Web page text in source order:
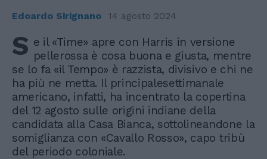
Edoardo Sirignano 14 agosto 2024
S e il «Time» apre con Harris in versione
pellerossa è cosa buona e giusta, mentre
se lo fa «il Tempo» è razzista, divisivo e chi ne
ha più ne metta. Il principalesettimanale
americano, infatti, ha incentrato la copertina
del 12 agosto sulle origini indiane della
candidata alla Casa Bianca, sottolineandone la
somiglianza con «Cavallo Rosso», capo tribù
del periodo coloniale.